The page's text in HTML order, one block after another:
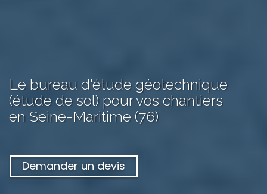
Le bureau d'étude géotechnique
(étude de sol) pour vos chantiers
en Seine-Maritime (76)
Demander un devis